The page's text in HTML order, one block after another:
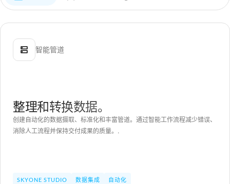
智能管道
整理和转换数据。
创建自动化的数据摄取、标准化和丰富管道。通过智能工作流程减少错误、
消除人工流程并保持交付成果的质量。.
SKYONE STUDIO 数据集成 自动化